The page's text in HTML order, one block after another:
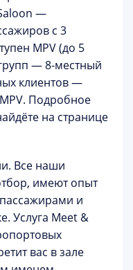
—
с 3
MPV (до 5
— 8-местный
клиентов —
Подробное
на странице
Все наши
имеют опыт
и
Услуга Meet &
вас в зале